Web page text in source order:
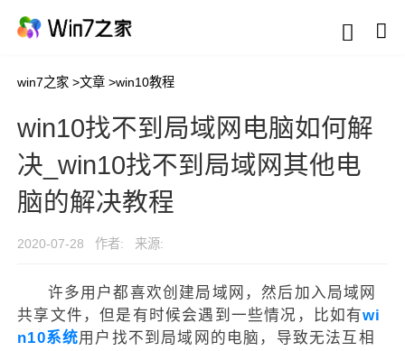
win7之家 >文章 >win10教程
win10找不到局域网电脑如何解
决_win10找不到局域网其他电
脑的解决教程
2020-07-28 作者: 来源:
许多用户都喜欢创建局域网，然后加入局域网
共享文件，但是有时候会遇到一些情况，比如有wi
n10系统用户找不到局域网的电脑，导致无法互相